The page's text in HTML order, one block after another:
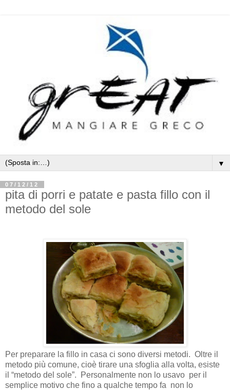
▼
07/12/12
pita di porri e patate e pasta fillo con il
metodo del sole
Per preparare la fillo in casa ci sono diversi metodi. Oltre il
metodo più comune, cioè tirare una sfoglia alla volta, esiste
il “metodo del sole”.
Personalmente non lo usavo per il
semplice motivo che fino a qualche tempo fa non lo